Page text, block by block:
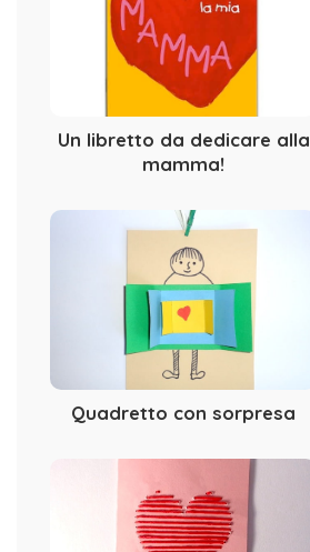
Un libretto da dedicare alla
mamma!
Quadretto con sorpresa